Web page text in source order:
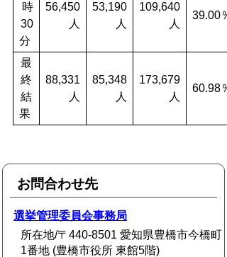
時
30
分
56,450
人
53,190
人
109,640
人
39.00％
最
終
結
果
88,331
人
85,348
人
173,679
人
60.98％
お問合わせ先
選挙管理委員会事務局
所在地/〒440-8501 愛知県豊橋市今橋町
1番地 (豊橋市役所 東館5階)